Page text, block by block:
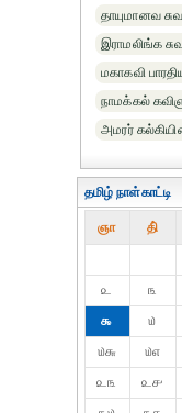
தாயுமானவ
இராமலிங்க
மகாகவி
நாமக்கல்
அமரர்
தமிழ் நாள்காட்டி
ஞா தி்
௨
௩
௯
௰
௰௬
௰௭
௨௩
௨௪